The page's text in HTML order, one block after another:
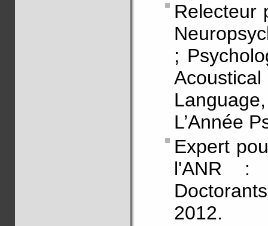
Relecteur
;
L’Année
Expert
l'ANR :
2012.